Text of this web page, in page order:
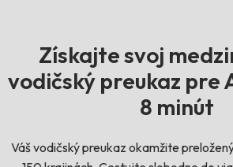
Získajte svoj
vodičský preukaz pre
8 minút
Váš vodičský preukaz okamžite